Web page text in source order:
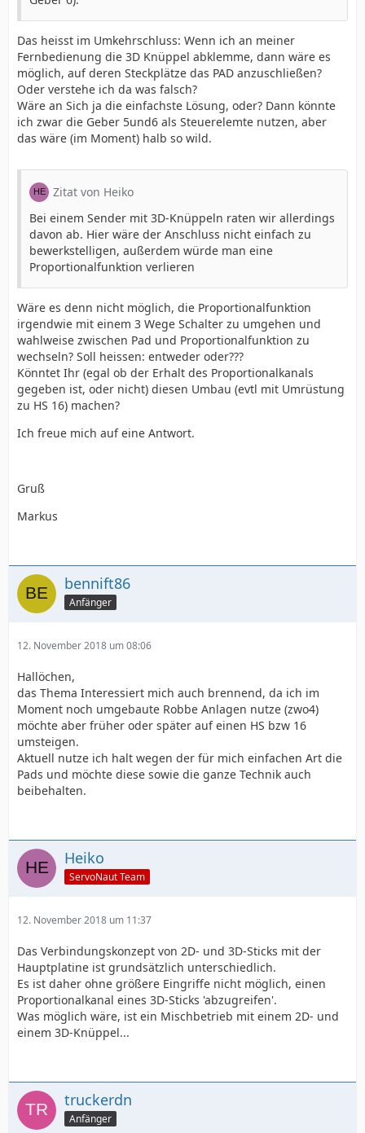
Das heisst im Umkehrschluss: Wenn ich an meiner
Fernbedienung die 3D Knüppel abklemme, dann wäre es
möglich, auf deren Steckplätze das PAD anzuschließen?
Oder verstehe ich da was falsch?
Wäre an Sich ja die einfachste Lösung, oder? Dann könnte
ich zwar die Geber 5und6 als Steuerelemte nutzen, aber
das wäre (im Moment) halb so wild.
Zitat von Heiko
Bei einem Sender mit 3D-Knüppeln raten wir allerdings
davon ab. Hier wäre der Anschluss nicht einfach zu
bewerkstelligen, außerdem würde man eine
Proportionalfunktion verlieren
Wäre es denn nicht möglich, die Proportionalfunktion
irgendwie mit einem 3 Wege Schalter zu umgehen und
wahlweise zwischen Pad und Proportionalfunktion zu
wechseln? Soll heissen: entweder oder???
Könntet Ihr (egal ob der Erhalt des Proportionalkanals
gegeben ist, oder nicht) diesen Umbau (evtl mit Umrüstung
zu HS 16) machen?
Ich freue mich auf eine Antwort.
Gruß
Markus
bennift86
Anfänger
12. November 2018 um 08:06
Hallöchen,
das Thema Interessiert mich auch brennend, da ich im
Moment noch umgebaute Robbe Anlagen nutze (zwo4)
möchte aber früher oder später auf einen HS bzw 16
umsteigen.
Aktuell nutze ich halt wegen der für mich einfachen Art die
Pads und möchte diese sowie die ganze Technik auch
beibehalten.
Heiko
ServoNaut Team
12. November 2018 um 11:37
Das Verbindungskonzept von 2D- und 3D-Sticks mit der
Hauptplatine ist grundsätzlich unterschiedlich.
Es ist daher ohne größere Eingriffe nicht möglich, einen
Proportionalkanal eines 3D-Sticks 'abzugreifen'.
Was möglich wäre, ist ein Mischbetrieb mit einem 2D- und
einem 3D-Knüppel...
truckerdn
Anfänger